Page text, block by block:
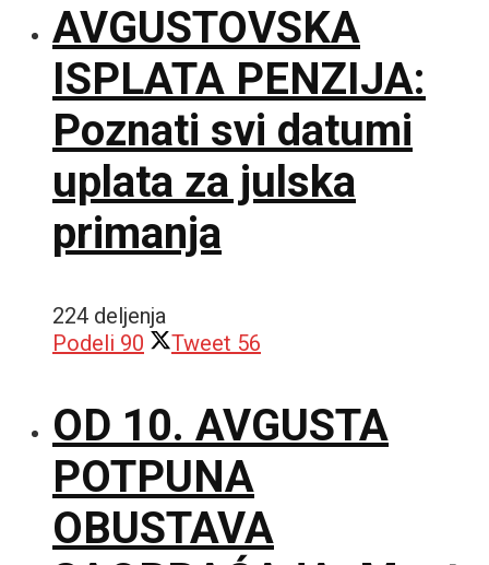
AVGUSTOVSKA
ISPLATA PENZIJA:
Poznati svi datumi
uplata za julska
primanja
224 deljenja
Podeli 90 Tweet 56
OD 10. AVGUSTA
POTPUNA
OBUSTAVA